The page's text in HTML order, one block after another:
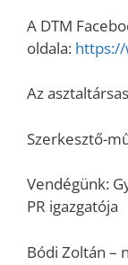
A DTM
oldala:
Az
Szerkesztő-
Vendégünk:
PR igazgatója
Bódi Zoltán –